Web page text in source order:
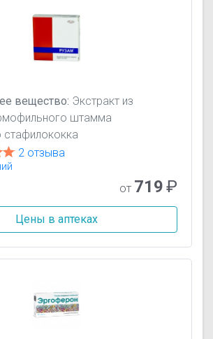
вещество: Экстракт из
штамма
стафилококка
2 отзыва
от 719₽
Цены в аптеках